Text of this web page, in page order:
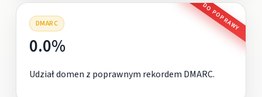
DMARC DO POPRAWY
0.0%
Udział domen z poprawnym rekordem DMARC.